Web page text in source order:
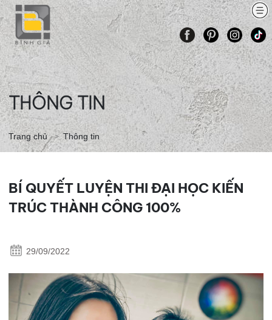
TRANG
CHỦ
GIỚI
THIỆU
CÁC
KHÓA
HỌC
BÀI
VẼ
THAM
KHẢO
LỚP
VẼ
ONLINE
THÔNG
TIN
LIÊN
HỆ
THÔNG TIN
Trang chủ Thông tin
BÍ QUYẾT LUYỆN THI ĐẠI HỌC KIẾN
TRÚC THÀNH CÔNG 100%
29/09/2022